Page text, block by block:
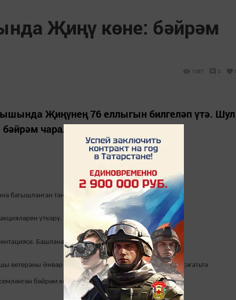
Җиңү көне: бәйрәм
1067 0
Җиңүнең 76 еллыгын билгеләп үтә. Шул
чаралары узачак.
багышланган тантаналы митинглар.
үткәрү.
Башлана 11.00 сәгатьтә.
ветераны Әнвәр Фәхретдинов йорты каршында 13.00 сәгатьтә
бәйрәм котлавы.